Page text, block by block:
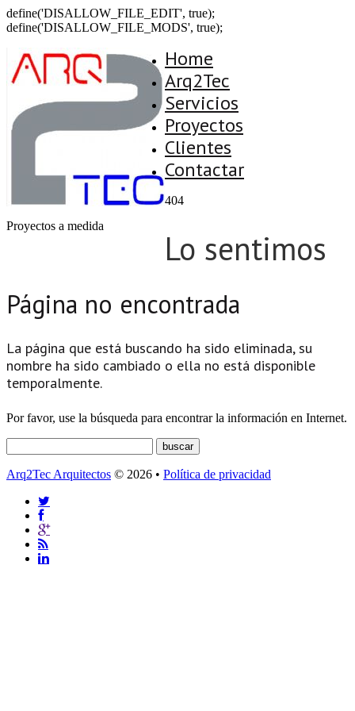
define('DISALLOW_FILE_EDIT', true);
define('DISALLOW_FILE_MODS', true);
Proyectos a medida
Home
Arq2Tec
Servicios
Proyectos
Clientes
Contactar
404
Lo sentimos
Página no encontrada
La página que está buscando ha sido eliminada, su
nombre ha sido cambiado o ella no está disponible
temporalmente.
Por favor, use la búsqueda para encontrar la información en Internet.
Arq2Tec Arquitectos © 2026 • Política de privacidad